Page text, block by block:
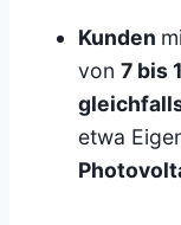
Kunden
von 7 bis
etwa